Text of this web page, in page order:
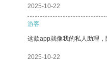
2025-10-22
游客
这款app就像我的私人助理
2025-10-22